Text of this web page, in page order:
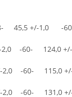
45,5 +/-1,0 -
-60- 124,0 +/-
-60- 115,0
-60- 131,0